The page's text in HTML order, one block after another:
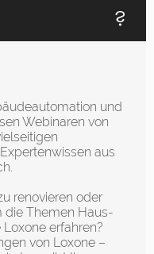
und
Webinaren von
aus
renovieren oder
die Themen Haus-
erfahren?
von Loxone –